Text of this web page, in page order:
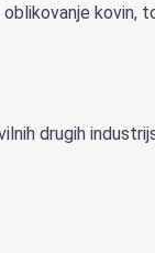
kovin,
drugih